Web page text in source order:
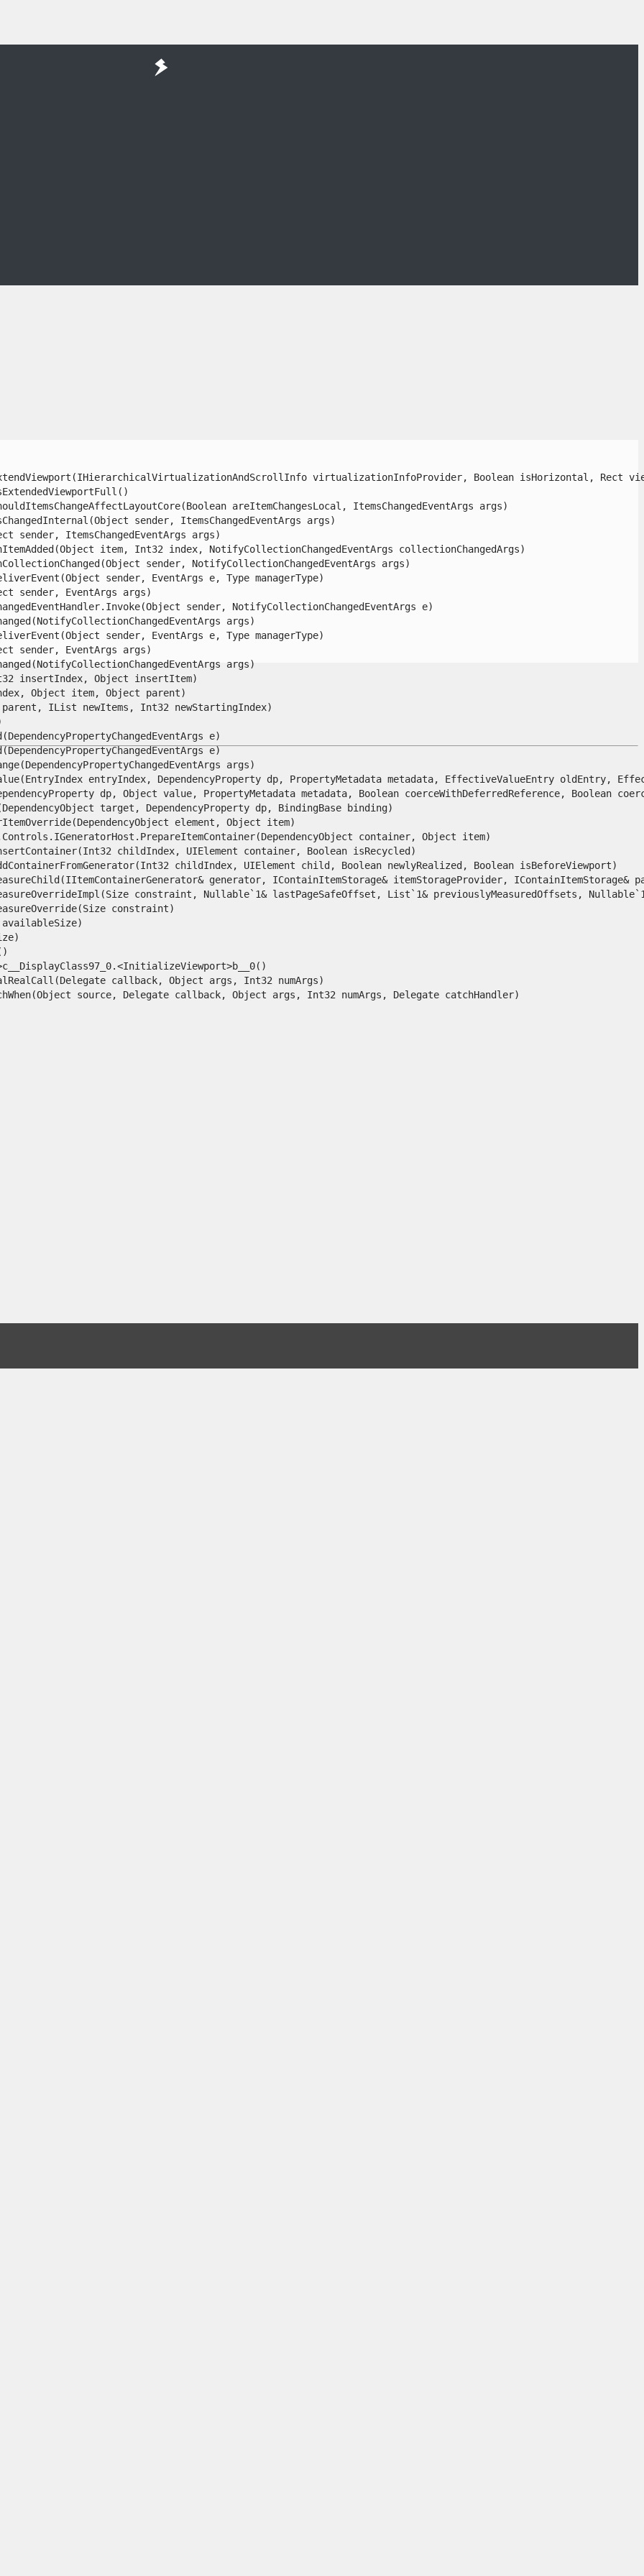
virtualizationInfoProvider, Boolean isHorizontal,
areItemChangesLocal, ItemsChangedEventArgs args)
sender, ItemsChangedEventArgs args)
sender, ItemsChangedEventArgs args)
item, Int32 index, NotifyCollectionChangedEventArgs collectionChangedArgs)
sender, NotifyCollectionChangedEventArgs args)
sender, EventArgs e, Type managerType)
sender, EventArgs args)
sender, NotifyCollectionChangedEventArgs e)
args)
sender, EventArgs e, Type managerType)
sender, EventArgs args)
args)
insertIndex, Object insertItem)
Object item, Object parent)
IList newItems, Int32 newStartingIndex)
e)
e)
args)
entryIndex, DependencyProperty dp, PropertyMetadata metadata, EffectiveValueEntry oldEntry,
dp, Object value, PropertyMetadata metadata, Boolean coerceWithDeferredReference, Boolean
target, DependencyProperty dp, BindingBase binding)
element, Object item)
container, Object item)
childIndex, UIElement container, Boolean isRecycled)
childIndex, UIElement child, Boolean newlyRealized, Boolean isBeforeViewport)
generator, IContainItemStorage& itemStorageProvider,
constraint, Nullable`1& lastPageSafeOffset, List`1& previouslyMeasuredOffsets,
constraint)
callback, Object args, Int32 numArgs)
source, Delegate callback, Object args, Int32 numArgs, Delegate catchHandler)